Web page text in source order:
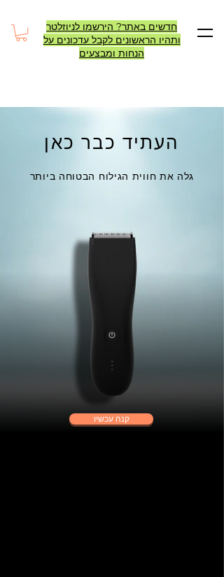
חדשים באתר? הירשמו לניוזלטר
ותהיו הראשונים לקבל עדכונים על
הנחות ומבצעים
העתיד כבר כאן
גלה את חווית הגילוח הבטוחה ביותר
קנה עכשיו